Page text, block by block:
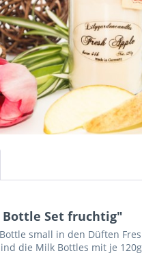
Set fruchtig"
small in den Düften
die Milk Bottles mit je